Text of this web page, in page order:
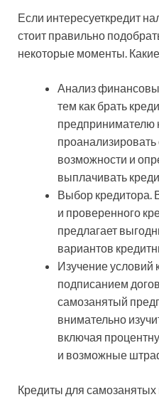
Если интересуеткредит
стоит правильно
некоторые моменты.
Анализ
тем как брать
предпринимателю
возможности и
выплачивать
Выбор кредитора.
и проверенного
предлагает
вариантов
Изучение условий
подписанием
самозанятый
внимательно
включая
и возможные
Кредиты для самозанятых